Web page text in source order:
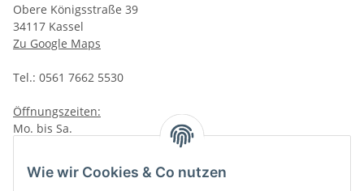
Wie wir Cookies & Co nutzen
Obere Königsstraße 39
34117 Kassel
Zu Google Maps
Tel.: 0561 7662 5530
Öffnungszeiten:
Mo. bis Sa.
VAPERZ Vellmar